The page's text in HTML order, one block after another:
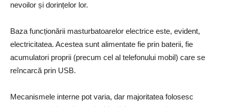
nevoilor și dorințelor lor.
Baza funcționării masturbatoarelor electrice este, evident,
electricitatea. Acestea sunt alimentate fie prin baterii, fie
acumulatori proprii (precum cel al telefonului mobil) care se
reîncarcă prin USB.
Mecanismele interne pot varia, dar majoritatea folosesc